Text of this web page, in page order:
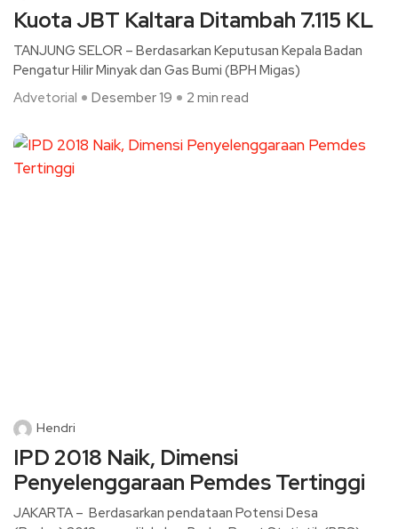
Kuota JBT Kaltara Ditambah 7.115 KL
TANJUNG SELOR – Berdasarkan Keputusan Kepala Badan
Pengatur Hilir Minyak dan Gas Bumi (BPH Migas)
Advetorial
Desember 19 2 min read
Hendri
IPD 2018 Naik, Dimensi
Penyelenggaraan Pemdes Tertinggi
JAKARTA – Berdasarkan pendataan Potensi Desa